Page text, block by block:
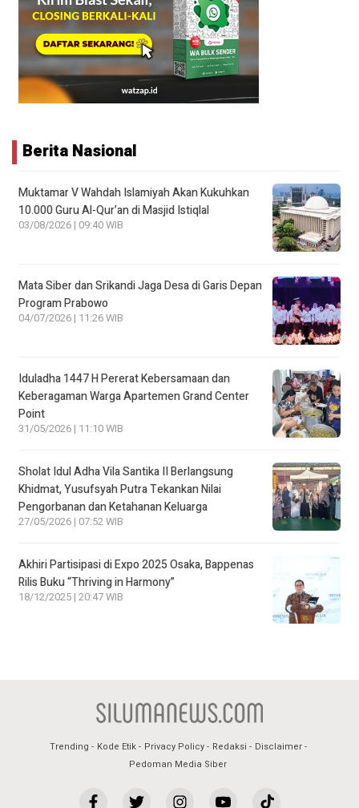
Berita Nasional
Muktamar V Wahdah Islamiyah Akan Kukuhkan
10.000 Guru Al-Qur’an di Masjid Istiqlal
03/08/2026 | 09:40 WIB
Mata Siber dan Srikandi Jaga Desa di Garis Depan
Program Prabowo
04/07/2026 | 11:26 WIB
Iduladha 1447 H Pererat Kebersamaan dan
Keberagaman Warga Apartemen Grand Center
Point
31/05/2026 | 11:10 WIB
Sholat Idul Adha Vila Santika II Berlangsung
Khidmat, Yusufsyah Putra Tekankan Nilai
Pengorbanan dan Ketahanan Keluarga
27/05/2026 | 07:52 WIB
Akhiri Partisipasi di Expo 2025 Osaka, Bappenas
Rilis Buku “Thriving in Harmony”
18/12/2025 | 20:47 WIB
Trending Kode Etik Privacy Policy Redaksi
Disclaimer
Pedoman Media Siber